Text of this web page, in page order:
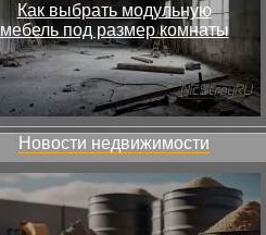
Как выбрать модульную
мебель под размер комнаты
Новости недвижимости